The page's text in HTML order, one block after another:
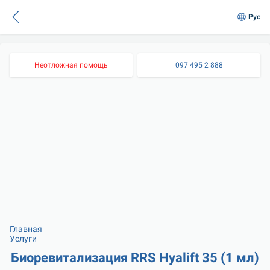
Рус
Неотложная помощь 097 495 2 888
Главная
Услуги
Биоревитализация RRS Hyalift 35 (1 мл)